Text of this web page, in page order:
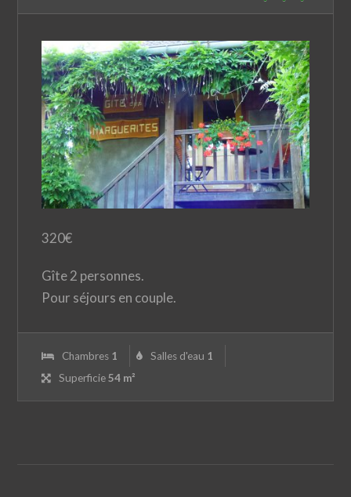
320€
Gîte 2 personnes.
Pour séjours en couple.
Chambres 1 Salles d'eau 1
Superficie 54 m²